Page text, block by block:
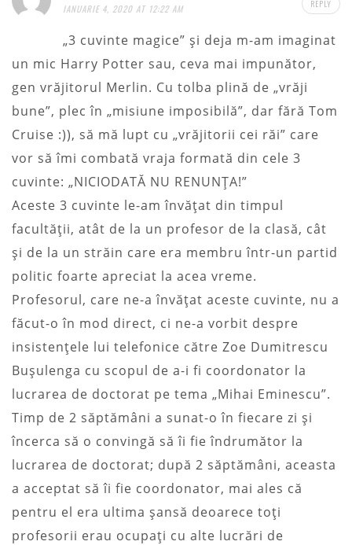
IANUARIE 4, 2020 AT 12:22 AM REPLY
„3 cuvinte magice” şi deja m-am imaginat
un mic Harry Potter sau, ceva mai impunător,
gen vrăjitorul Merlin. Cu tolba plină de „vrăji
bune”, plec în „misiune imposibilă”, dar fără Tom
Cruise :)), să mă lupt cu „vrăjitorii cei răi” care
vor să îmi combată vraja formată din cele 3
cuvinte: „NICIODATĂ NU RENUNŢA!”
Aceste 3 cuvinte le-am învăţat din timpul
facultăţii, atât de la un profesor de la clasă, cât
şi de la un străin care era membru într-un partid
politic foarte apreciat la acea vreme.
Profesorul, care ne-a învăţat aceste cuvinte, nu a
făcut-o în mod direct, ci ne-a vorbit despre
insistenţele lui telefonice către Zoe Dumitrescu
Buşulenga cu scopul de a-i fi coordonator la
lucrarea de doctorat pe tema „Mihai Eminescu”.
Timp de 2 săptămâni a sunat-o în fiecare zi şi
încerca să o convingă să îi fie îndrumător la
lucrarea de doctorat; după 2 săptămâni, aceasta
a acceptat să îi fie coordonator, mai ales că
pentru el era ultima şansă deoarece toţi
profesorii erau ocupaţi cu alte lucrări de